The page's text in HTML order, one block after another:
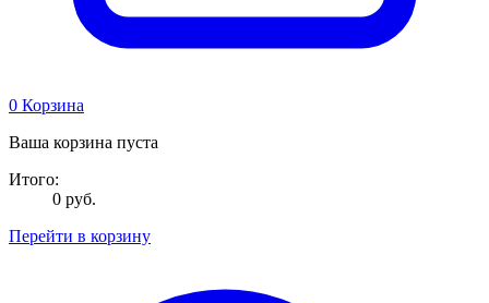
0 Корзина
Ваша корзина пуста
Итого:
0 руб.
Перейти в корзину